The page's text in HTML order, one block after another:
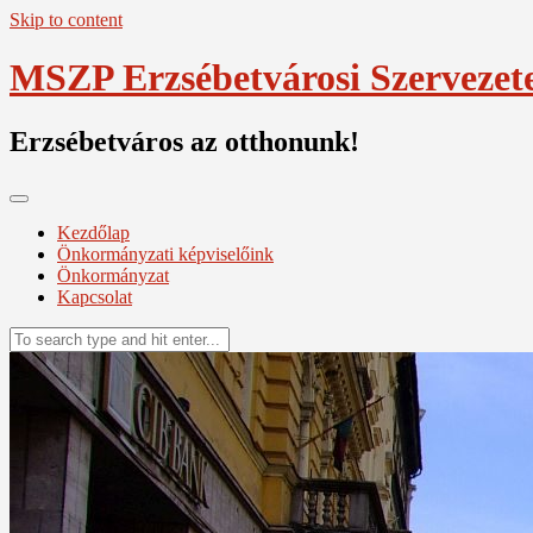
Skip to content
MSZP Erzsébetvárosi
Erzsébetváros az otthonunk!
Kezdőlap
Önkormányzati képviselőink
Önkormányzat
Kapcsolat